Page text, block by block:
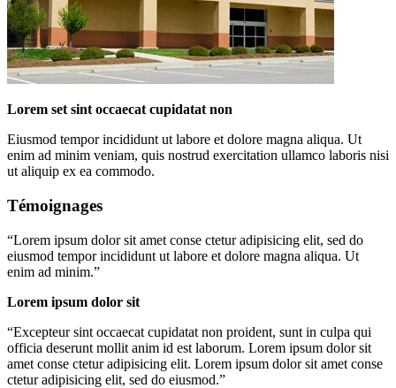
Lorem set sint occaecat cupidatat non
Eiusmod tempor incididunt ut labore et dolore magna aliqua. Ut
enim ad minim veniam, quis nostrud exercitation ullamco laboris nisi
ut aliquip ex ea commodo.
Témoignages
“Lorem ipsum dolor sit amet conse ctetur adipisicing elit, sed do
eiusmod tempor incididunt ut labore et dolore magna aliqua. Ut
enim ad minim.”
Lorem ipsum dolor sit
“Excepteur sint occaecat cupidatat non proident, sunt in culpa qui
officia deserunt mollit anim id est laborum. Lorem ipsum dolor sit
amet conse ctetur adipisicing elit. Lorem ipsum dolor sit amet conse
ctetur adipisicing elit, sed do eiusmod.”